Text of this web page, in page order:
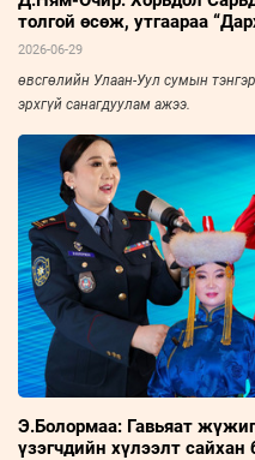
толгой өсөж, утгаараа
хөгжсөнд сэтгэл бахдаж
2026-06-29
өвсгөлийн Улаан-Уул сумын
эрхгүй санагдуулам ажээ.
Э.Болормаа: Гавьяат
үзэгчдийн хүлээлт сайхан